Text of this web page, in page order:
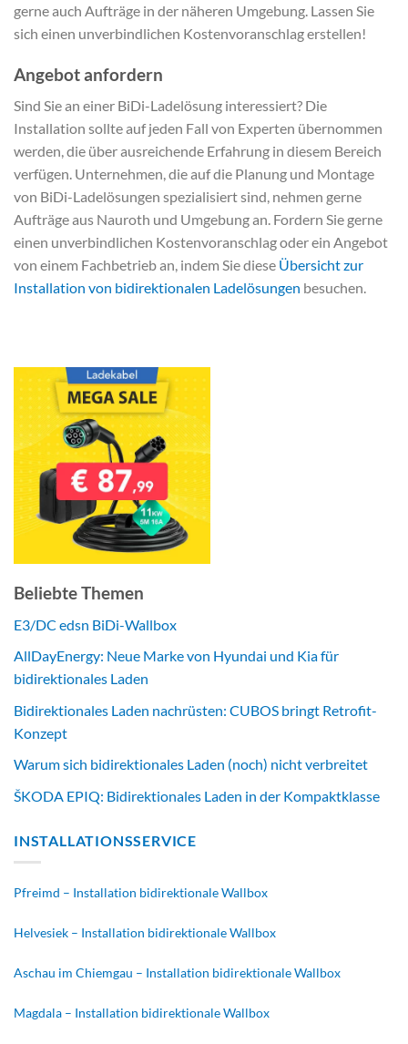
gerne auch Aufträge in der näheren Umgebung. Lassen Sie
sich einen unverbindlichen Kostenvoranschlag erstellen!
Angebot anfordern
Sind Sie an einer BiDi-Ladelösung interessiert? Die
Installation sollte auf jeden Fall von Experten übernommen
werden, die über ausreichende Erfahrung in diesem Bereich
verfügen. Unternehmen, die auf die Planung und Montage
von BiDi-Ladelösungen spezialisiert sind, nehmen gerne
Aufträge aus Nauroth und Umgebung an. Fordern Sie gerne
einen unverbindlichen Kostenvoranschlag oder ein Angebot
von einem Fachbetrieb an, indem Sie diese Übersicht zur
Installation von bidirektionalen Ladelösungen besuchen.
Beliebte Themen
E3/DC edsn BiDi-Wallbox
AllDayEnergy: Neue Marke von Hyundai und Kia für
bidirektionales Laden
Bidirektionales Laden nachrüsten: CUBOS bringt Retrofit-
Konzept
Warum sich bidirektionales Laden (noch) nicht verbreitet
ŠKODA EPIQ: Bidirektionales Laden in der Kompaktklasse
INSTALLATIONSSERVICE
Pfreimd – Installation bidirektionale Wallbox
Helvesiek – Installation bidirektionale Wallbox
Aschau im Chiemgau – Installation bidirektionale Wallbox
Magdala – Installation bidirektionale Wallbox